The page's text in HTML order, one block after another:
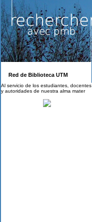
Red de Biblioteca UTM
Al servicio de los estudiantes, docentes
y autoridades de nuestra alma mater